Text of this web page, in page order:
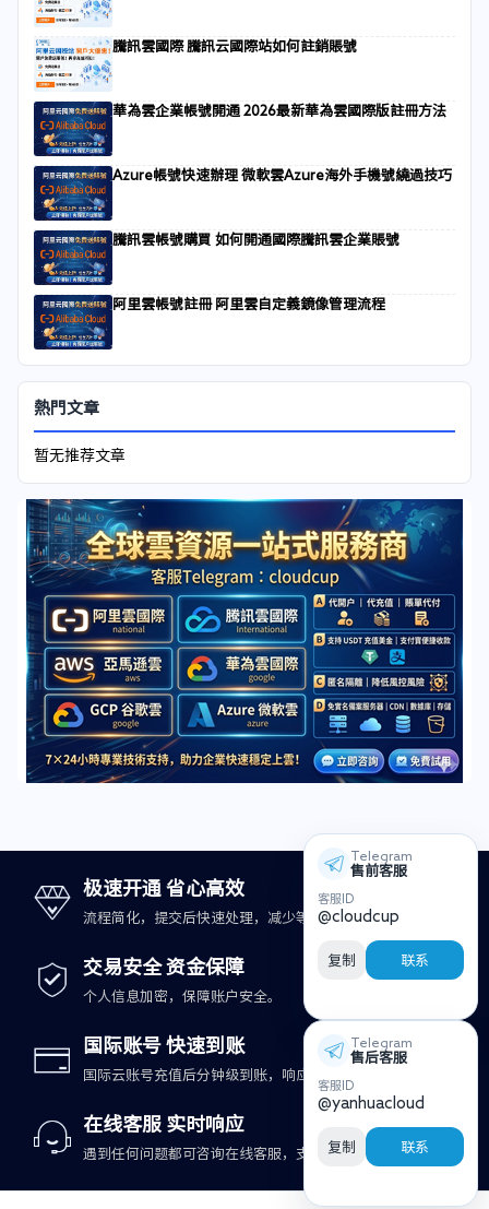
騰訊雲國際 騰訊云國際站如何註銷賬號
華為雲企業帳號開通 2026最新華為雲國際版註冊方法
Azure帳號快速辦理 微軟雲Azure海外手機號繞過技巧
騰訊雲帳號購買 如何開通國際騰訊雲企業賬號
阿里雲帳號註冊 阿里雲自定義鏡像管理流程
熱門文章
暂无推荐文章
极速开通 省心高效
流程简化，提交后快速处理，减少等待时间。
交易安全 资金保障
个人信息加密，保障账户安全。
国际账号 快速到账
国际云账号充值后分钟级到账，响应更及时。
在线客服 实时响应
遇到任何问题都可咨询在线客服，支持快速处理。
Telegram
售前客服
客服ID
@cloudcup
复制 联系
Telegram
售后客服
客服ID
@yanhuacloud
复制 联系